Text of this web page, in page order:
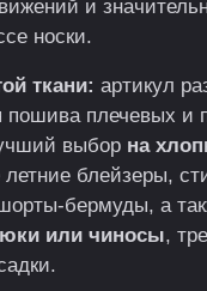
и
носки.
ткани: артикул
пошива плечевых и
выбор на
летние блейзеры,
бермуды, а
или чиносы,